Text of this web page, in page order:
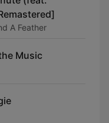
A Feather
Music